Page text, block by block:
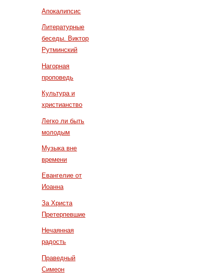
Апокалипсис
Литературные
беседы. Виктор
Рутминский
Нагорная
проповедь
Культура и
христианство
Легко ли быть
молодым
Музыка вне
времени
Евангелие от
Иоанна
За Христа
Претерпевшие
Нечаянная
радость
Праведный
Симеон